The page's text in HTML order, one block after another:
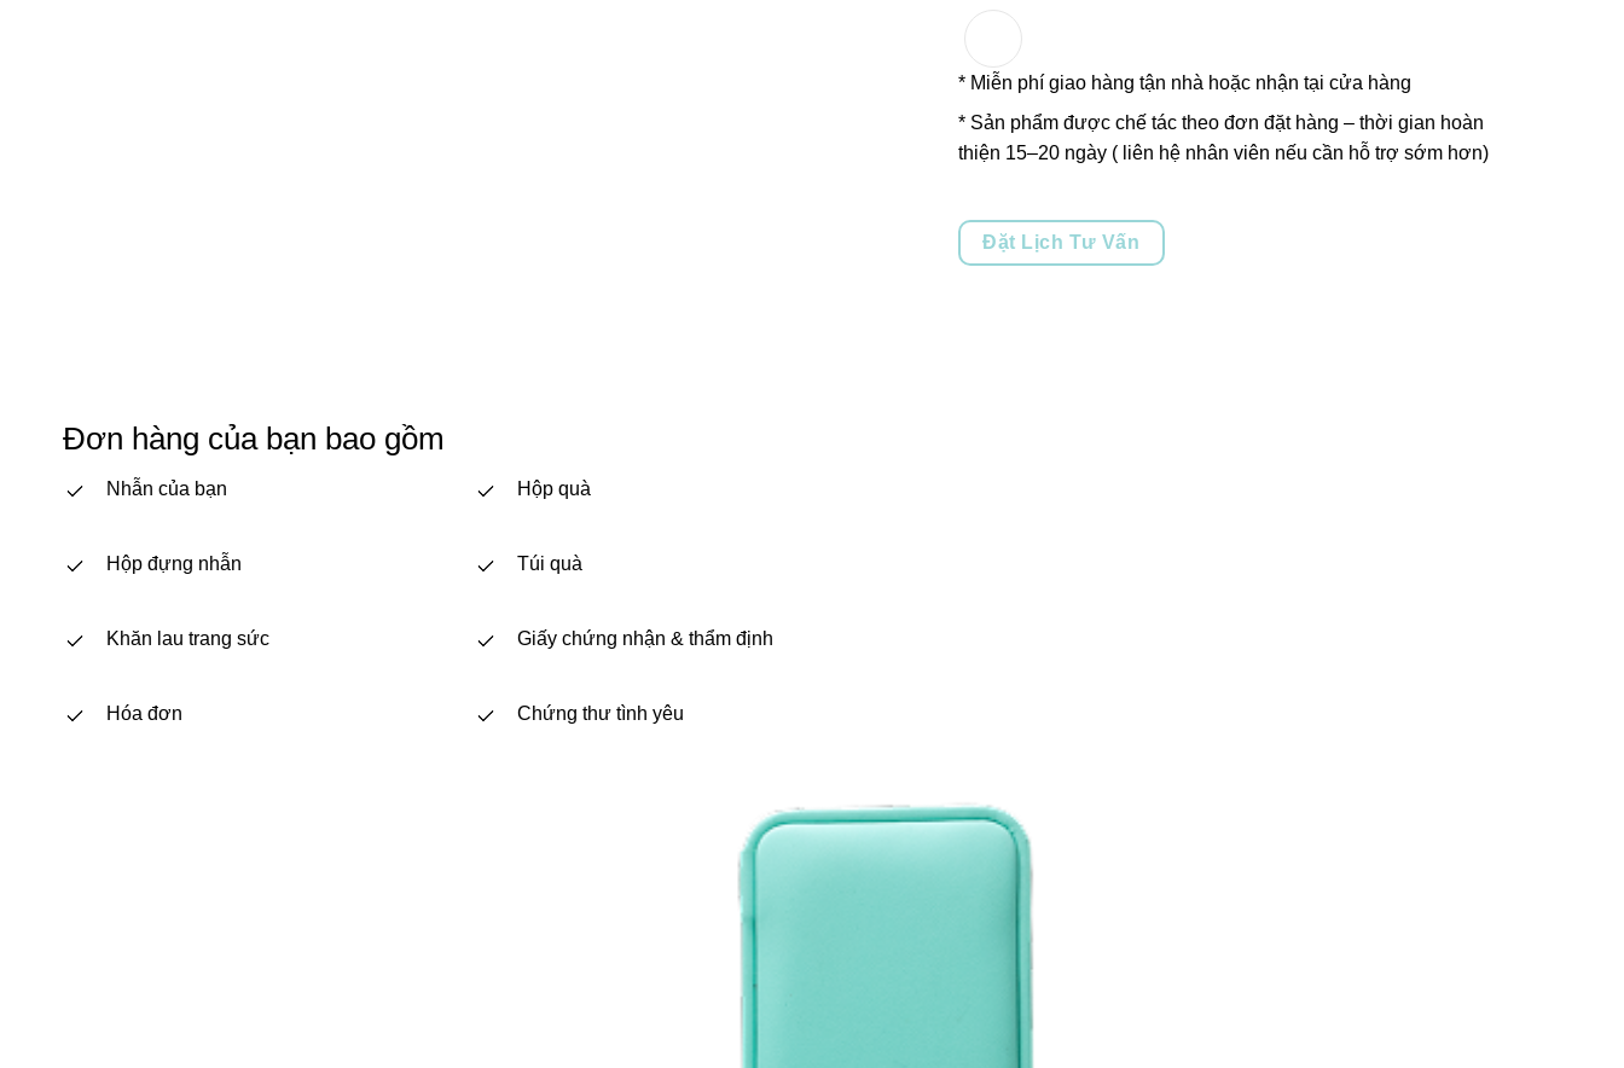
* Miễn phí giao hàng tận nhà hoặc nhận tại cửa hàng
* Sản phẩm được chế tác theo đơn đặt hàng – thời gian hoàn
thiện 15–20 ngày ( liên hệ nhân viên nếu cần hỗ trợ sớm hơn)
Đặt Lịch Tư Vấn
Đơn hàng của bạn bao gồm
Nhẫn của bạn
Hộp đựng nhẫn
Khăn lau trang sức
Hóa đơn
Hộp quà
Túi quà
Giấy chứng nhận & thẩm định
Chứng thư tình yêu